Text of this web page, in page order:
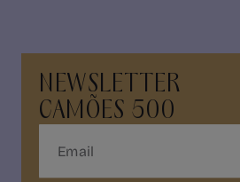
NEWSLETTER
CAMÕES 500